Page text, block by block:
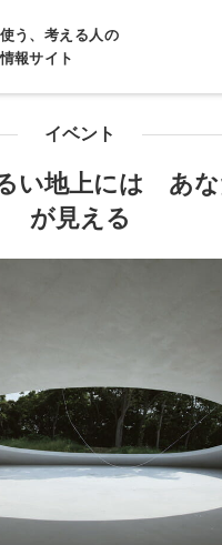
う、考える人の
報サイト
イベント
い地上には あ
が見える